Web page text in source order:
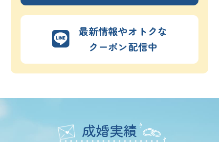
最新情報やオトクな
クーポン配信中
成婚実績